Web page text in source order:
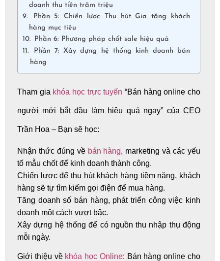
doanh thu tiền trăm triệu
Phần 5: Chiến lược Thu hút Gia tăng khách
hàng mục tiêu
Phần 6: Phương pháp chốt sale hiệu quả
Phần 7: Xây dựng hệ thống kinh doanh bán
hàng
Tham gia khóa học trực tuyến “Bán hàng online cho
người mới bắt đầu làm hiệu quả ngay” của CEO
Trần Hoa – Bạn sẽ học:
Nhận thức đúng về bán hàng, marketing và các yếu
tố mẫu chốt để kinh doanh thành công.
Chiến lược để thu hút khách hàng tiềm năng, khách
hàng sẽ tự tìm kiếm gọi điện để mua hàng.
Tăng doanh số bán hàng, phát triển công việc kinh
doanh một cách vượt bậc.
Xây dựng hệ thống để có nguồn thu nhập thụ động
mỗi ngày.
Giới thiệu về khóa học Online: Bán hàng online cho